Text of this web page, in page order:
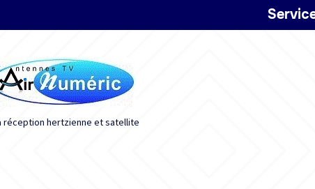
réception hertzienne et satellite